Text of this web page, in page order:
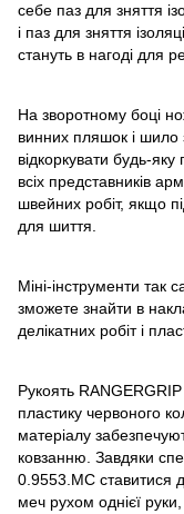
себе паз для зняття
і паз для зняття
стануть в нагоді для
На зворотному боці
винних пляшок і
відкоркувати будь-
всіх представників
швейних робіт, якщо
для шиття.
Міні-інструменти так
зможете знайти в
делікатних робіт і
Рукоять
пластику червоного
матеріалу
ковзанню. Завдяки
0.9553.МС ставитися
меч рухом однієї